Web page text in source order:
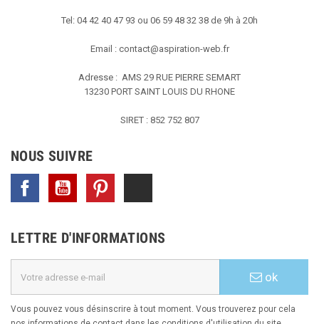
Tel: 04 42 40 47 93 ou 06 59 48 32 38 de 9h à 20h
Email : contact@aspiration-web.fr
Adresse : AMS 29 RUE PIERRE SEMART
13230 PORT SAINT LOUIS DU RHONE
SIRET : 852 752 807
NOUS SUIVRE
Facebook YouTube
LETTRE D'INFORMATIONS
ok
Vous pouvez vous désinscrire à tout moment. Vous trouverez pour cela